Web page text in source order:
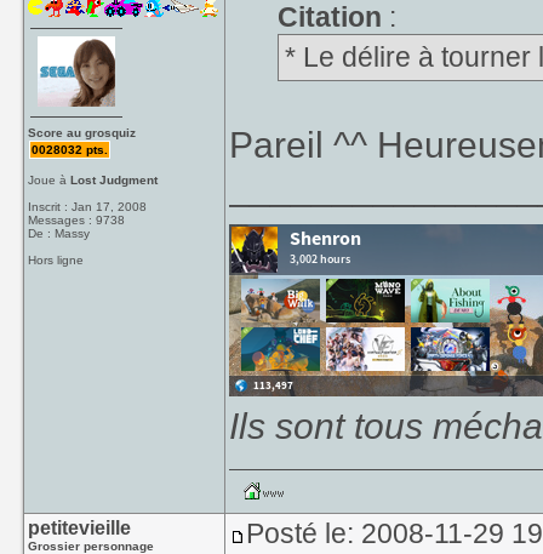
Score au grosquiz
0028032 pts.
Joue àLost Judgment
Inscrit : Jan 17, 2008
Messages : 9738
De : Massy
Hors ligne
Citation :
* Le délire à tourner
Pareil ^^
Ils sont tous
petitevieille
Grossier personnage Posté le: 2008-11-29